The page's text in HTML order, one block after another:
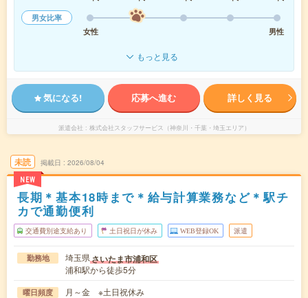
男女比率
女性
男性
もっと見る
気になる! 応募へ進む 詳しく見る
派遣会社 株式会社スタッフサービス（神奈川・千葉・埼玉エリア）
未読
NEW
掲載日 2026/08/04
長期＊基本18時まで＊給与計算業務など＊駅チ
カで通勤便利
交通費別途支給あり 土日祝日が休み WEB登録OK 派遣
勤務地 埼玉県さいたま市浦和区
浦和駅から徒歩5分
曜日頻度 月～金 ※土日祝休み